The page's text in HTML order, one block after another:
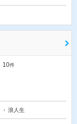
10件
浪人生